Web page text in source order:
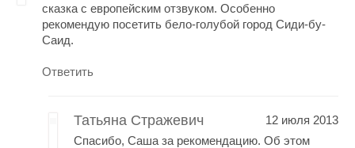
сказка с европейским отзвуком. Особенно
рекомендую посетить бело-голубой город Сиди-бу-
Саид.
Ответить
Татьяна Стражевич
12 июля 2013
Спасибо, Саша за рекомендацию. Об этом